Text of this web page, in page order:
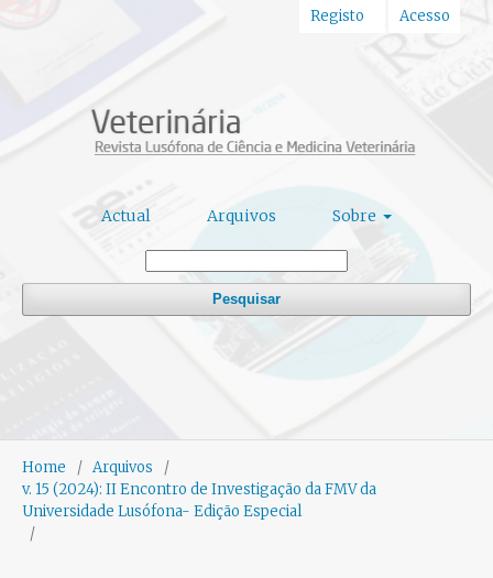
Actual Arquivos Sobre
Pesquisar
Registo Acesso
Home / Arquivos
/
v. 15 (2024): II Encontro de Investigação da FMV da
Universidade Lusófona- Edição Especial
/